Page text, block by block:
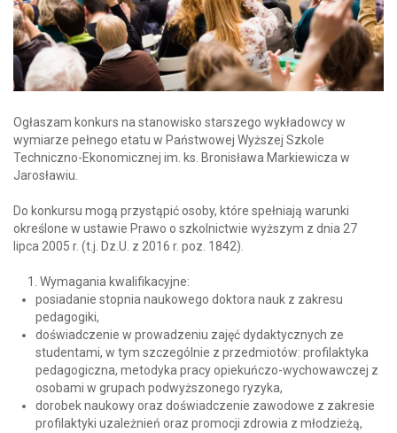
Ogłaszam konkurs na stanowisko starszego wykładowcy w
wymiarze pełnego etatu w Państwowej Wyższej Szkole
Techniczno-Ekonomicznej im. ks. Bronisława Markiewicza w
Jarosławiu.
Do konkursu mogą przystąpić osoby, które spełniają warunki
określone w ustawie Prawo o szkolnictwie wyższym z dnia 27
lipca 2005 r. (t.j. Dz.U. z 2016 r. poz. 1842).
Wymagania kwalifikacyjne:
posiadanie stopnia naukowego doktora nauk z zakresu
pedagogiki,
doświadczenie w prowadzeniu zajęć dydaktycznych ze
studentami, w tym szczególnie z przedmiotów: profilaktyka
pedagogiczna, metodyka pracy opiekuńczo-wychowawczej z
osobami w grupach podwyższonego ryzyka,
dorobek naukowy oraz doświadczenie zawodowe z zakresie
profilaktyki uzależnień oraz promocji zdrowia z młodzieżą,